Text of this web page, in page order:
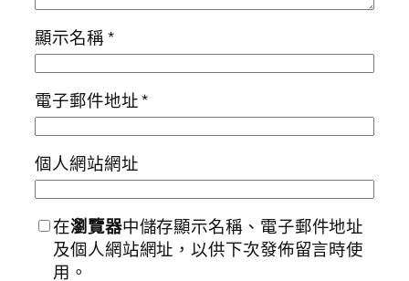
顯示名稱*
電子郵件地址*
個人網站網址
在瀏覽器中儲存顯示名稱、電子郵件地址
及個人網站網址，以供下次發佈留言時使
用。